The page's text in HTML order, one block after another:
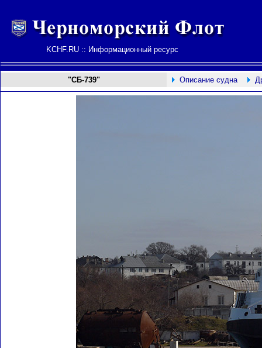
KCHF.RU :: Информационный ресурс
"СБ-739" Описание судна